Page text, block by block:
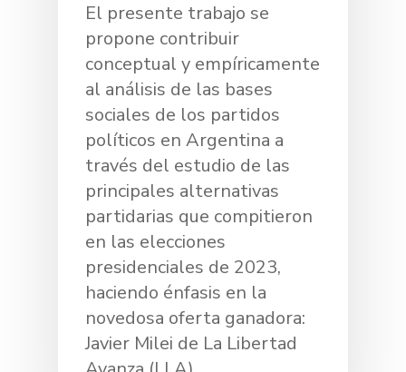
El presente trabajo se
propone contribuir
conceptual y empíricamente
al análisis de las bases
sociales de los partidos
políticos en Argentina a
través del estudio de las
principales alternativas
partidarias que compitieron
en las elecciones
presidenciales de 2023,
haciendo énfasis en la
novedosa oferta ganadora:
Javier Milei de La Libertad